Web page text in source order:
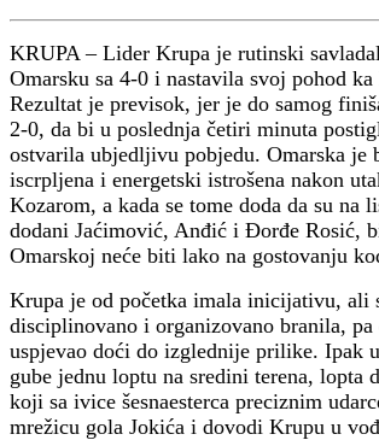
KRUPA – Lider Krupa je rutinski
Omarsku sa 4-0 i nastavila svoj pohod
Rezultat je previsok, jer je do samog
2-0, da bi u poslednja četiri minuta
ostvarila ubjedljivu pobjedu. Omarska je
iscrpljena i energetski istrošena nakon
Kozarom, a kada se tome doda da su na
dodani Jaćimović, Anđić i Đorđe Rosić,
Omarskoj neće biti lako na gostovanju
Krupa je od početka imala inicijativu, ali
disciplinovano i organizovano branila,
uspjevao doći do izglednije prilike. Ipak
gube jednu loptu na sredini terena, lopta
koji sa ivice šesnaesterca preciznim
mrežicu gola Jokića i dovodi Krupu u